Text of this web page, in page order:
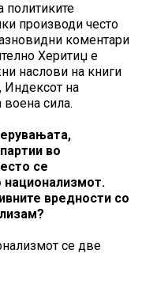
политиките
производи често
коментари
Херитиџ е
наслови на книги
Индексот на
сила.
во
се
вредности со
се две